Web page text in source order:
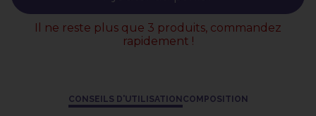
nuances allant des blonds aux bruns, des rouges aux cendrés,
de préférences. La coloration INOA offre une excellente
couverture des cheveux blancs, garantissant une couleur
Les pigments INOA sont conçus pour résister à la décoloration et
offrir une tenue longue durée. Cela signifie que votre couleur
Il ne reste plus que 3 produits, commandez
rapidement !
CONSEILS D'UTILISATION COMPOSITION